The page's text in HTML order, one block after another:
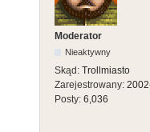
Moderator
Nieaktywny
Skąd: Trollmiasto
Zarejestrowany:
Posty: 6,036